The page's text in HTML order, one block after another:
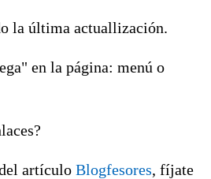
la última actuallización.
en la página: menú o
artículo Blogfesores, fíjate